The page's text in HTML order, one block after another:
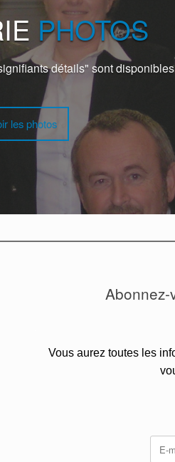
PHOTOS
détails" sont
les photos
Abonnez-
Vous aurez toutes les